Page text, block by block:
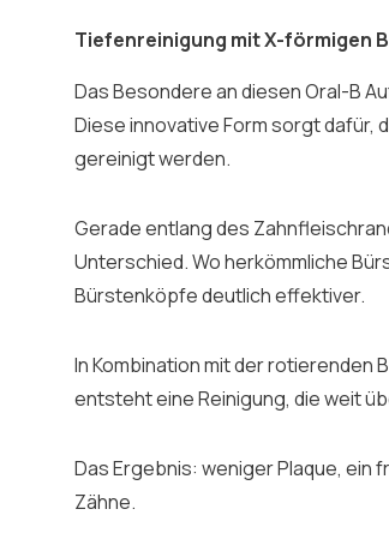
Tiefenreinigung mit X-förmigen
Das Besondere an diesen Oral-B
Diese innovative Form sorgt dafür,
gereinigt werden.
Gerade entlang des
Unterschied. Wo herkömmliche
Bürstenköpfe deutlich effektiver.
In Kombination mit der rotierenden
entsteht eine Reinigung, die weit
Das Ergebnis: weniger Plaque,
Zähne.